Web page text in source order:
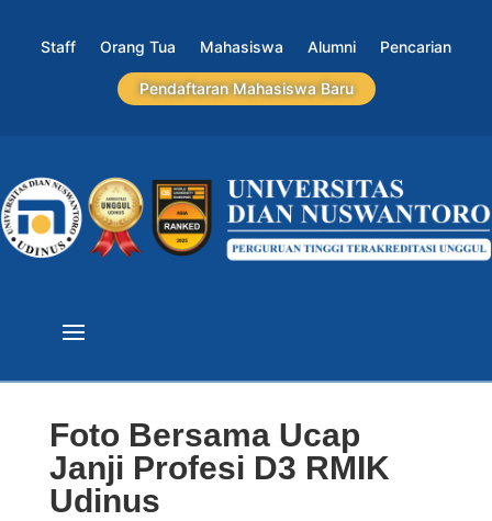
Staff Orang Tua Mahasiswa Alumni Pencarian
Pendaftaran Mahasiswa Baru
Foto Bersama Ucap
Janji Profesi D3 RMIK
Udinus